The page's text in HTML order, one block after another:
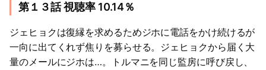
第１３話 視聴率 10.14％
ジェヒョクは復縁を求めるためジホに電話をかけ続けるが
一向に出てくれず焦りを募らせる。ジェヒョクから届く大
量のメールにジホは…。トルマニを同じ監房に呼び戻し、